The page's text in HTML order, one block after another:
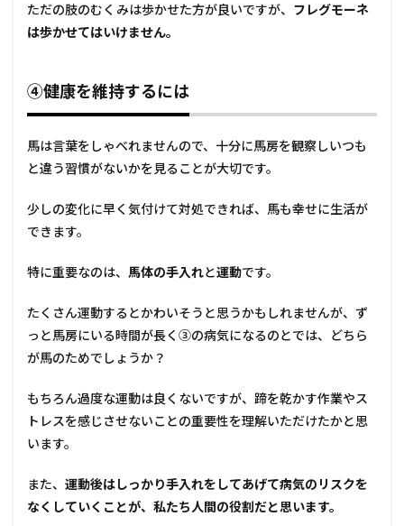
ただの肢のむくみは歩かせた方が良いですが、 フレグモーネ
は歩かせてはいけません。
④健康を維持するには
馬は言葉をしゃべれませんので、十分に馬房を観察しいつも
と違う習慣がないかを見ることが大切です。
少しの変化に早く気付けて対処できれば、馬も幸せに生活が
できます。
特に重要なのは、 馬体の手入れと運動です。
たくさん運動するとかわいそうと思うかもしれませんが、ず
っと馬房にいる時間が長く③の病気になるのとでは、どちら
が馬のためでしょうか？
もちろん過度な運動は良くないですが、蹄を乾かす作業やス
トレスを感じさせないことの重要性を理解いただけたかと思
います。
また、 運動後はしっかり手入れをしてあげて病気のリスクを
なくしていくことが、私たち人間の役割だと思います。